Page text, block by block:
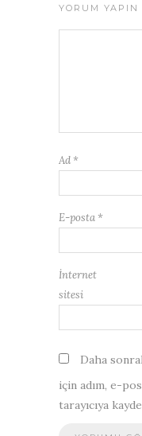
YORUM YAPIN
Ad *
E-posta *
İnternet
sitesi
Daha
için adım, e-
tarayıcıya